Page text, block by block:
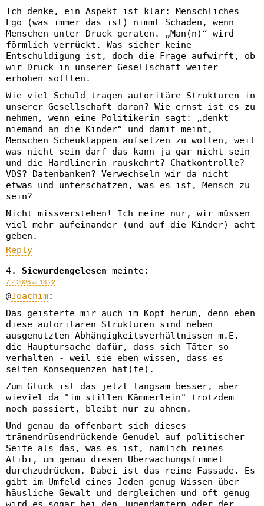
Ich denke, ein Aspekt ist klar: Menschliches
Ego (was immer das ist) nimmt Schaden, wenn
Menschen unter Druck geraten. „Man(n)“ wird
förmlich verrückt. Was sicher keine
Entschuldigung ist, doch die Frage aufwirft, ob
wir Druck in unserer Gesellschaft weiter
erhöhen sollten.
Wie viel Schuld tragen autoritäre Strukturen in
unserer Gesellschaft daran? Wie ernst ist es zu
nehmen, wenn eine Politikerin sagt: „denkt
niemand an die Kinder“ und damit meint,
Menschen Scheuklappen aufsetzen zu wollen, weil
was nicht sein darf das kann ja gar nicht sein
und die Hardlinerin rauskehrt? Chatkontrolle?
VDS? Datenbanken? Verwechseln wir da nicht
etwas und unterschätzen, was es ist, Mensch zu
sein?
Nicht missverstehen! Ich meine nur, wir müssen
viel mehr aufeinander (und auf die Kinder) acht
geben.
Reply
Siewurdengelesen meinte:
7.2.2026 at 13:22
@Joachim:
Das geisterte mir auch im Kopf herum, denn eben
diese autoritären Strukturen sind neben
ausgenutzten Abhängigkeitsverhältnissen m.E.
die Hauptursache dafür, dass sich Täter so
verhalten - weil sie eben wissen, dass es
selten Konsequenzen hat(te).
Zum Glück ist das jetzt langsam besser, aber
wieviel da "im stillen Kämmerlein" trotzdem
noch passiert, bleibt nur zu ahnen.
Und genau da offenbart sich dieses
tränendrüsendrückende Genudel auf politischer
Seite als das, was es ist, nämlich reines
Alibi, um genau diesen Überwachungsfimmel
durchzudrücken. Dabei ist das reine Fassade. Es
gibt im Umfeld eines Jeden genug Wissen über
häusliche Gewalt und dergleichen und oft genug